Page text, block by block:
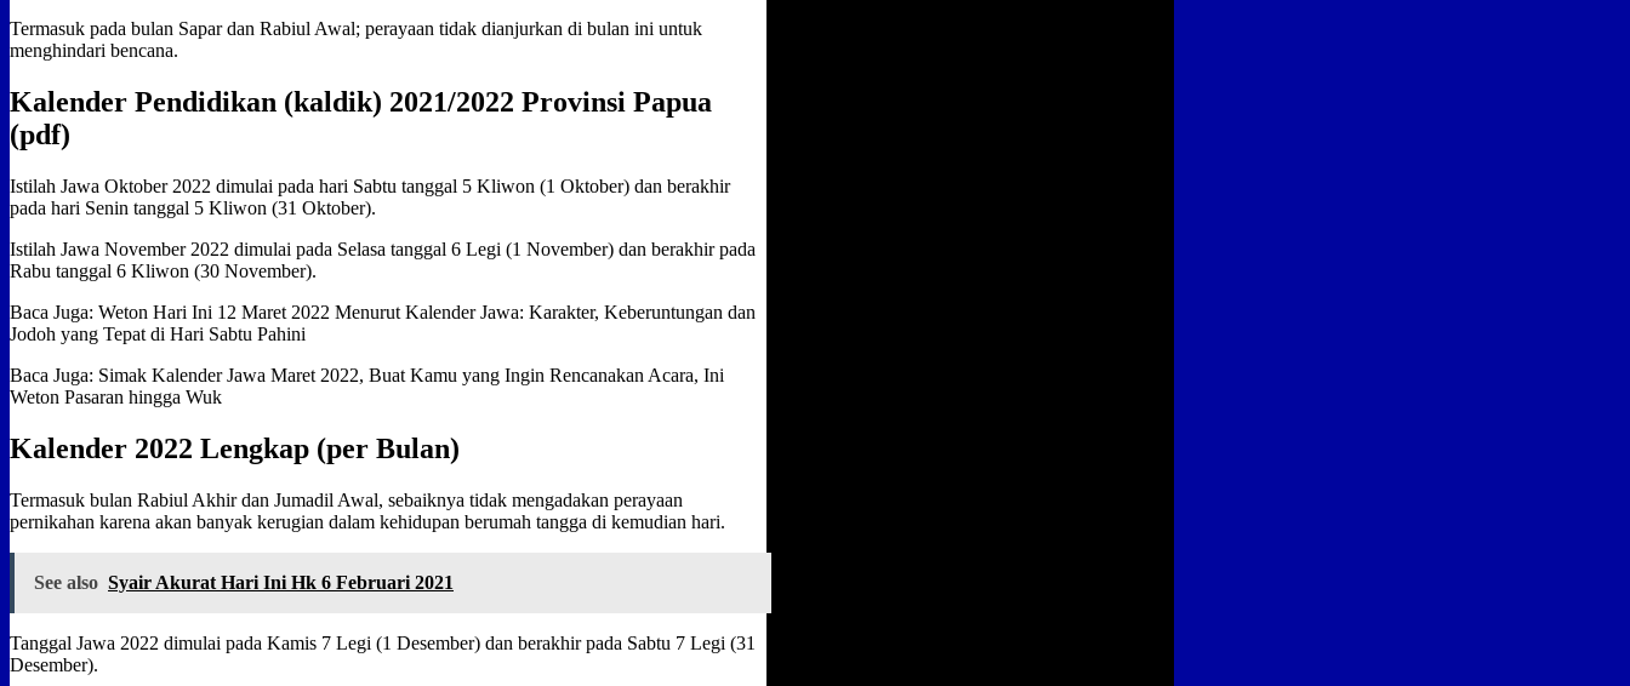
Termasuk pada bulan Sapar dan Rabiul Awal; perayaan tidak dianjurkan di bulan ini untuk
menghindari bencana.
Kalender Pendidikan (kaldik) 2021/2022 Provinsi Papua
(pdf)
Istilah Jawa Oktober 2022 dimulai pada hari Sabtu tanggal 5 Kliwon (1 Oktober) dan berakhir
pada hari Senin tanggal 5 Kliwon (31 Oktober).
Istilah Jawa November 2022 dimulai pada Selasa tanggal 6 Legi (1 November) dan berakhir pada
Rabu tanggal 6 Kliwon (30 November).
Baca Juga: Weton Hari Ini 12 Maret 2022 Menurut Kalender Jawa: Karakter, Keberuntungan dan
Jodoh yang Tepat di Hari Sabtu Pahini
Baca Juga: Simak Kalender Jawa Maret 2022, Buat Kamu yang Ingin Rencanakan Acara, Ini
Weton Pasaran hingga Wuk
Kalender 2022 Lengkap (per Bulan)
Termasuk bulan Rabiul Akhir dan Jumadil Awal, sebaiknya tidak mengadakan perayaan
pernikahan karena akan banyak kerugian dalam kehidupan berumah tangga di kemudian hari.
See also Syair Akurat Hari Ini Hk 6 Februari 2021
Tanggal Jawa 2022 dimulai pada Kamis 7 Legi (1 Desember) dan berakhir pada Sabtu 7 Legi (31
Desember).